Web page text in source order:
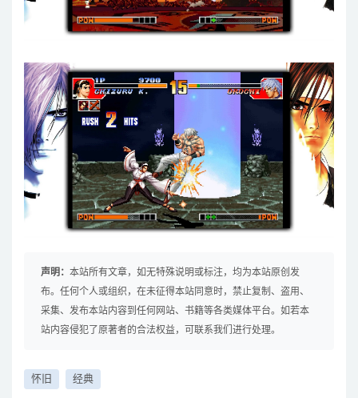
声明： 本站所有文章，如无特殊说明或标注，均为本站原创发
布。任何个人或组织，在未征得本站同意时，禁止复制、盗用、
采集、发布本站内容到任何网站、书籍等各类媒体平台。如若本
站内容侵犯了原著者的合法权益，可联系我们进行处理。
怀旧 经典